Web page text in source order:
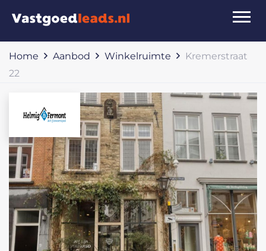
Home Aanbod Winkelruimte
Kremerstraat
22